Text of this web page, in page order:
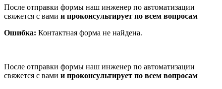
После отправки формы наш инженер по автоматизации
свяжется с вами и проконсультирует по всем вопросам
Ошибка: Контактная форма не найдена.
После отправки формы наш инженер по автоматизации
свяжется с вами и проконсультирует по всем вопросам